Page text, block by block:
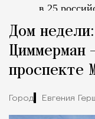
в 25
Дом
Циммерман
проспекте
Город Евгения